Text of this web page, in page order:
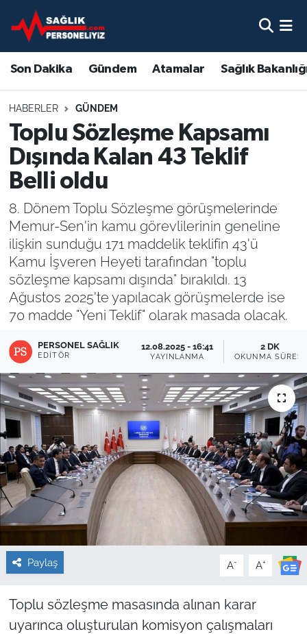
Son Dakika Gündem Atamalar Sağlık
HABERLER GÜNDEM
Toplu Sözleşme Kapsamı
Dışında Kalan 43 Teklif
Belli oldu
8. Dönem Toplu Sözleşme görüşmelerinde
Memur-Sen'in kamu görevlilerinin geneline
ilişkin sunduğu 171 maddelik teklifin 43'ü
Kamu İşveren Heyeti tarafından "toplu
sözleşme kapsamı dışında" bırakıldı. 13
Ağustos 2025'te yapılacak görüşmelerde ise
70 madde "Yeni Teklif" olarak masada olacak.
PERSONEL SAĞLIK
EDITÖR
12.08.2025 - 16:41
YAYINLANMA
2 DK
OKUNMA SÜRESI
Paylaş A- A+
Toplu sözleşme masasında alınan karar
uyarınca oluşturulan komisyon çalışmaları
Son Dakika
Gündem
Atamalar
Sağlık Bakanlığı
Mevzuat
Sendika
Sağlık Personeli Alımı
Eğitim
Kamu Alımları
Nöbetçi Eczaneler
Hava Durumu
Namaz Vakitleri
Trafik Durumu
Süper Lig Puan Durumu ve Fikstür
Tüm Manşetler
Son Dakika Haberleri
Haber Arşivi